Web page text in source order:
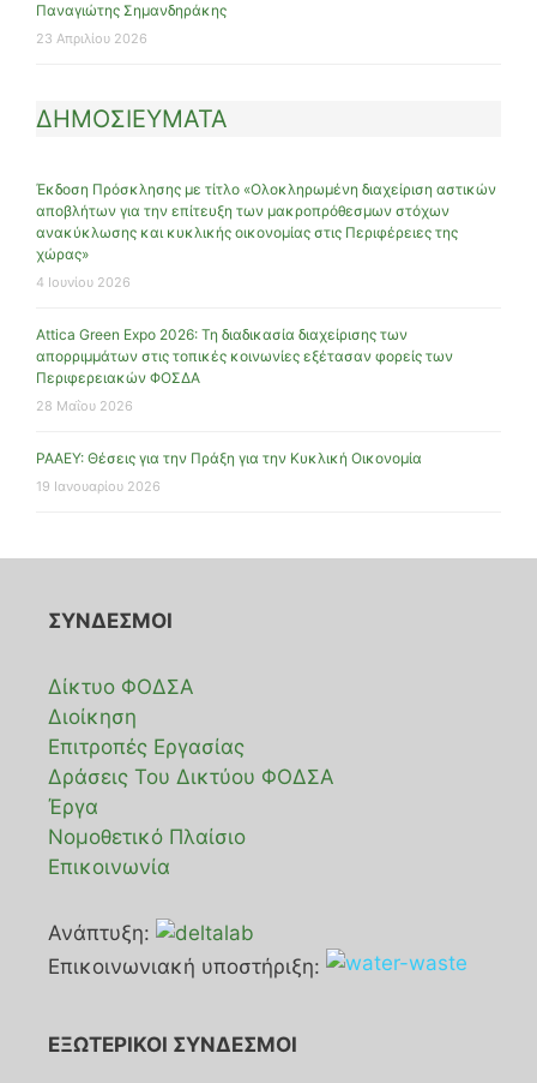
Παναγιώτης Σημανδηράκης
23 Απριλίου 2026
ΔΗΜΟΣΙΕΥΜΑΤΑ
Έκδοση Πρόσκλησης με τίτλο «Ολοκληρωμένη διαχείριση αστικών
αποβλήτων για την επίτευξη των μακροπρόθεσμων στόχων
ανακύκλωσης και κυκλικής οικονομίας στις Περιφέρειες της
χώρας»
4 Ιουνίου 2026
Attica Green Expo 2026: Τη διαδικασία διαχείρισης των
απορριμμάτων στις τοπικές κοινωνίες εξέτασαν φορείς των
Περιφερειακών ΦΟΣΔΑ
28 Μαΐου 2026
ΡΑΑΕΥ: Θέσεις για την Πράξη για την Κυκλική Οικονομία
19 Ιανουαρίου 2026
ΣΥΝΔΕΣΜΟΙ
Δίκτυο ΦΟΔΣΑ
Διοίκηση
Επιτροπές Εργασίας
Δράσεις Του Δικτύου ΦΟΔΣΑ
Έργα
Νομοθετικό Πλαίσιο
Επικοινωνία
Ανάπτυξη:
Επικοινωνιακή υποστήριξη:
ΕΞΩΤΕΡΙΚΟΙ ΣΥΝΔΕΣΜΟΙ